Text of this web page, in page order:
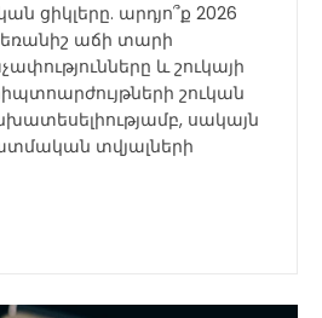
ցիկլերը. արդյո՞ք 2026
աճի տարի
և շուկայի
սակայն
տվյալների